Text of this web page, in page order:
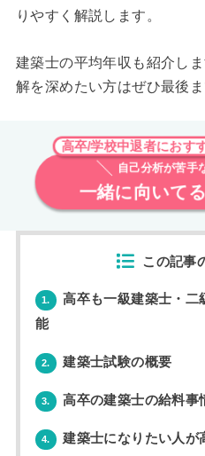
りやすく解説します。
建築士の平均年収も紹介し
解を深めたい方はぜひ最後ま
高卒/学校中退者におす
自己分析が苦手
一緒に向いて
この記事
1.
高卒も一級建築士・二
能
2. 建築士試験の概要
3. 高卒の建築士の給料事
4. 建築士になりたい人が